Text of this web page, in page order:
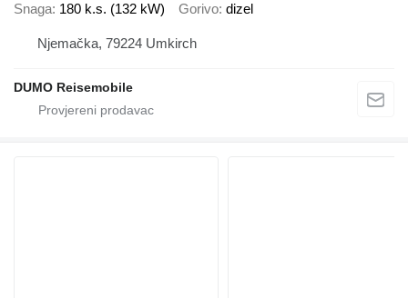
Snaga 180 k.s. (132 kW) Gorivo dizel
Njemačka, 79224 Umkirch
DUMO Reisemobile